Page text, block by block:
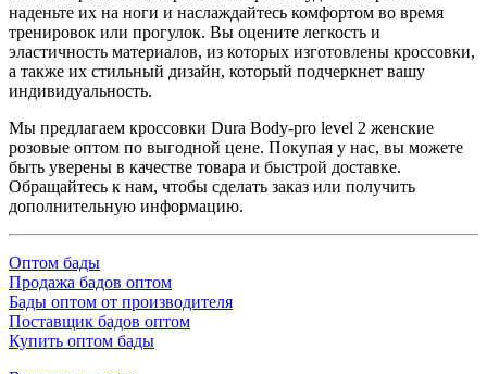
наденьте их на ноги и наслаждайтесь комфортом во время
тренировок или прогулок. Вы оцените легкость и
эластичность материалов, из которых изготовлены кроссовки,
а также их стильный дизайн, который подчеркнет вашу
индивидуальность.
Мы предлагаем кроссовки Dura Body-pro level 2 женские
розовые оптом по выгодной цене. Покупая у нас, вы можете
быть уверены в качестве товара и быстрой доставке.
Обращайтесь к нам, чтобы сделать заказ или получить
дополнительную информацию.
Оптом бады
Продажа бадов оптом
Бады оптом от производителя
Поставщик бадов оптом
Купить оптом бады